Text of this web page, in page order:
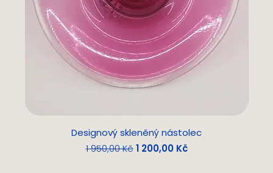
Designový skleněný nástolec
Běžná cena
1 950,00 Kč Zvýhodněná cena
1 200,00 Kč